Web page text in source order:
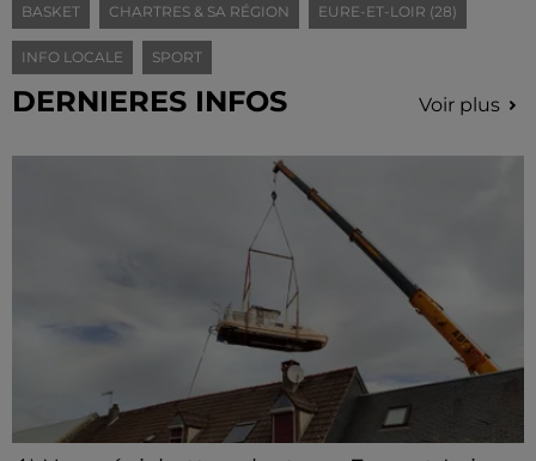
BASKET CHARTRES & SA RÉGION EURE-ET-LOIR (28)
INFO LOCALE SPORT
DERNIERES INFOS Voir plus